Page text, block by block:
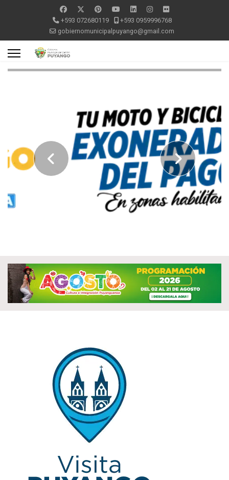
+593 072680119
+593 0959996768
gobiernomunicipalpuyango@gmail.com